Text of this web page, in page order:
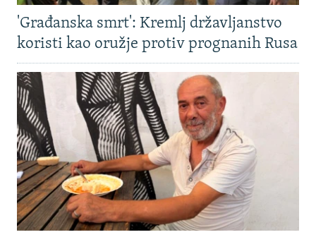
'Građanska smrt': Kremlj državljanstvo
koristi kao oružje protiv prognanih Rusa